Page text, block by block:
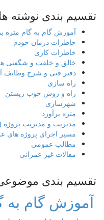
تقسیم بندی نوشته ها
آموزش گام به گام متره
خاطرات درمان خودم
خاطرات کاری
خالق و خلقت و شگفتی
دفتر فنی و شرح وظایف
راه سازی
راه و روش خوب زیستن
شهرسازی
متره برآورد
مدیریت و مدیریت
مسیر اجرای پروژه های
مطالب عمومی
مقالات غیر عمرانی
تقسیم بندی
آموزش گام به